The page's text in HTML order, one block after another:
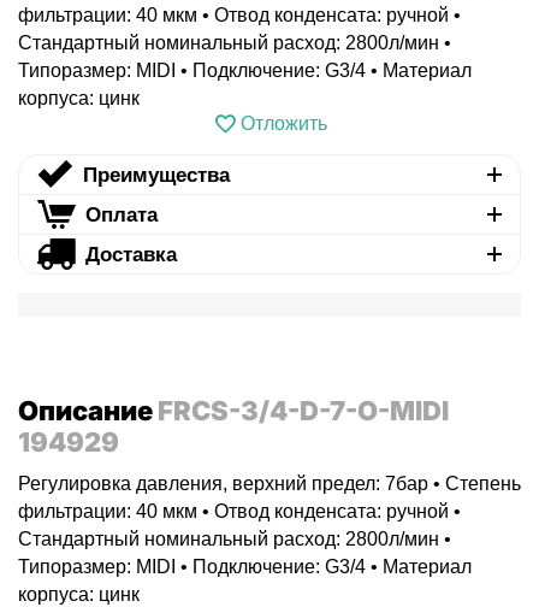
фильтрации: 40 мкм • Отвод конденсата: ручной •
Стандартный номинальный расход: 2800л/мин •
Типоразмер: MIDI • Подключение: G3/4 • Материал
корпуса: цинк
Отложить
Преимущества
Оплата
Доставка
ОписаниеFRCS-3/4-D-7-O-MIDI
194929
Регулировка давления, верхний предел: 7бар • Степень
фильтрации: 40 мкм • Отвод конденсата: ручной •
Стандартный номинальный расход: 2800л/мин •
Типоразмер: MIDI • Подключение: G3/4 • Материал
корпуса: цинк